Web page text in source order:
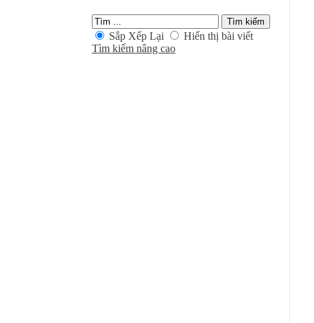
Sắp Xếp Lại
Hiển thị bài viết
Tìm kiếm nâng cao